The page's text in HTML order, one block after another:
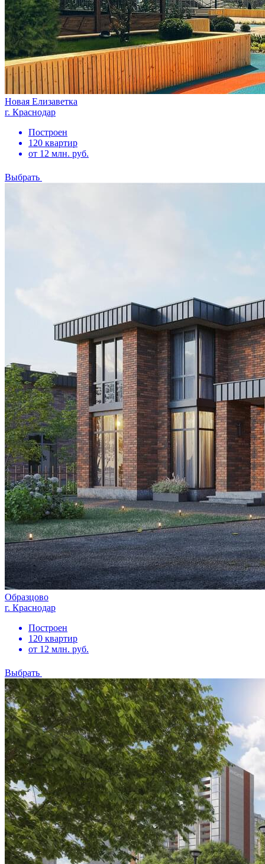
Новая Елизаветка
г. Краснодар
Построен
120 квартир
от 12 млн. руб.
Выбрать
Образцово
г. Краснодар
Построен
120 квартир
от 12 млн. руб.
Выбрать